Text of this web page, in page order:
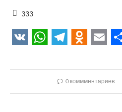
333
0 коммментариев